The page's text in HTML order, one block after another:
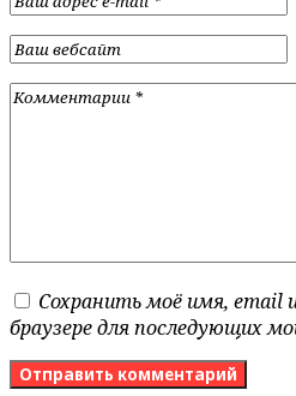
Сохранить моё имя, email
браузере для последующих